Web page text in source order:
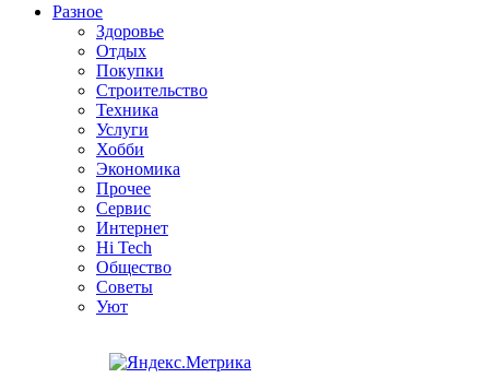
Разное
Здоровье
Отдых
Покупки
Строительство
Техника
Услуги
Хобби
Экономика
Прочее
Сервис
Интернет
Hi Tech
Общество
Советы
Уют